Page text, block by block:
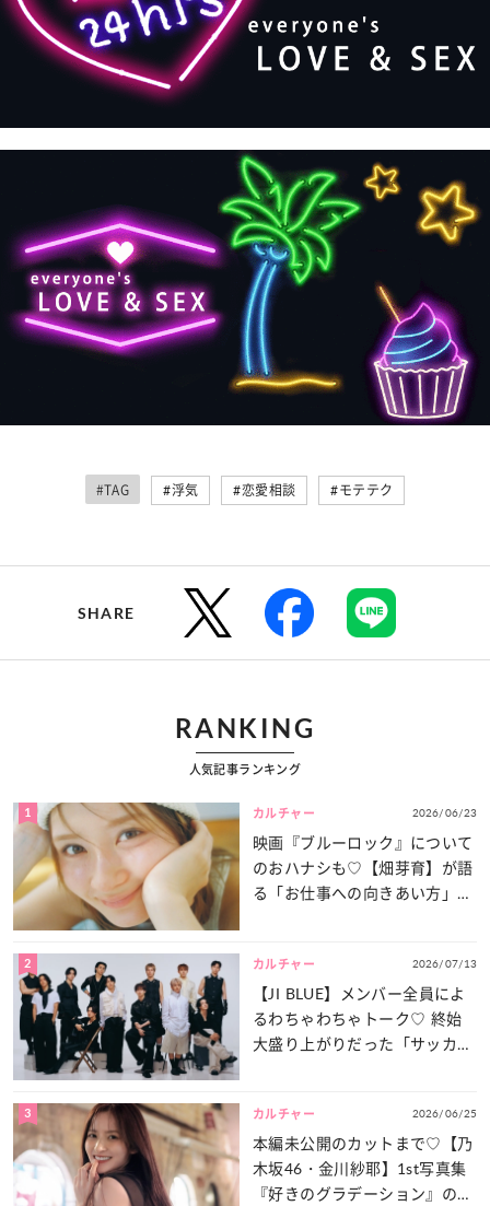
#TAG #浮気 #恋愛相談 #モテテク
SHARE
RANKING
人気記事ランキング
1 カルチャー 2026/06/23
映画『ブルーロック』について
のおハナシも♡【畑芽育】が語
る「お仕事への向きあい方」と
2 カルチャー 2026/07/13
【JI BLUE】メンバー全員によ
るわちゃわちゃトーク♡ 終始
大盛り上がりだった「サッカー
3 カルチャー 2026/06/25
本編未公開のカットまで♡【乃
木坂46・金川紗耶】1st写真集
『好きのグラデーション』の魅